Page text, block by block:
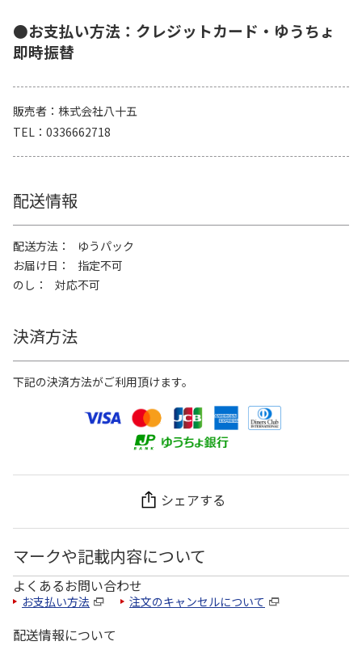
●お支払い方法：クレジットカード・ゆうちょ
即時振替
販売者
株式会社八十五
TEL
0336662718
配送情報
配送方法
ゆうパック
お届け日
指定不可
のし
対応不可
決済方法
下記の決済方法がご利用頂けます。
シェアする
マークや記載内容について
よくあるお問い合わせ
お支払い方法 注文のキャンセルについて
配送情報について